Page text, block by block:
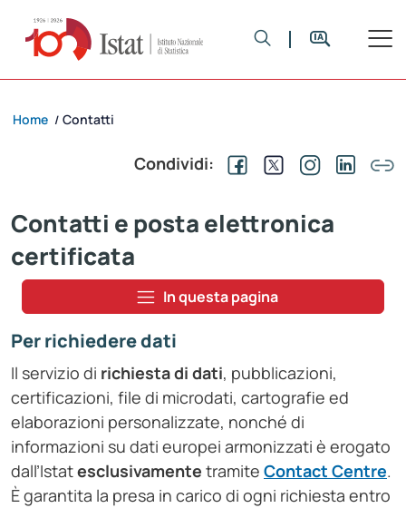
Home / Contatti
Condividi:
Contatti e posta elettronica
certificata
In questa pagina
Per richiedere dati
Il servizio di richiesta di dati, pubblicazioni,
certificazioni, file di microdati, cartografie ed
elaborazioni personalizzate, nonché di
informazioni su dati europei armonizzati è erogato
dall’Istatesclusivamente tramite Contact Centre.
È garantita la presa in carico di ogni richiesta entro